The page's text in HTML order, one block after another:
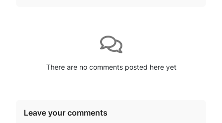
There are no comments posted here yet
Leave your comments